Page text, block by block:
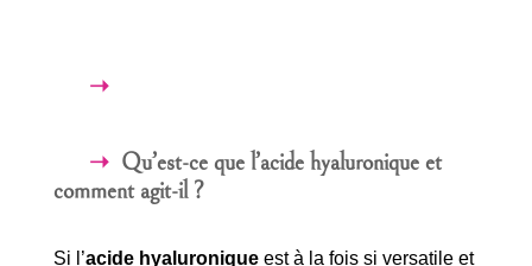
Qu’est-ce que l’acide hyaluronique et
comment agit-il ?
Si l’acide hyaluroniqueest à la fois si versatile et